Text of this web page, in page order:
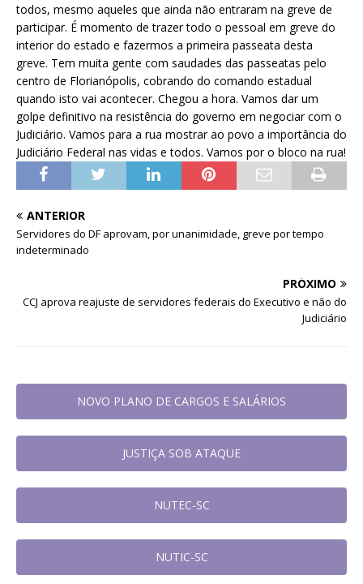
todos, mesmo aqueles que ainda não entraram na greve de
participar. É momento de trazer todo o pessoal em greve do
interior do estado e fazermos a primeira passeata desta
greve. Tem muita gente com saudades das passeatas pelo
centro de Florianópolis, cobrando do comando estadual
quando isto vai acontecer. Chegou a hora. Vamos dar um
golpe definitivo na resistência do governo em negociar com o
Judiciário. Vamos para a rua mostrar ao povo a importância do
Judiciário Federal nas vidas e todos. Vamos por o bloco na rua!
ANTERIOR
Servidores do DF aprovam, por unanimidade, greve por tempo
indeterminado
PRÓXIMO
CCJ aprova reajuste de servidores federais do Executivo e não do
Judiciário
NOVO PLANO DE CARGOS E SALÁRIOS
JUSTIÇA SOB ATAQUE
NUTEC-SC
NUTIC-SC